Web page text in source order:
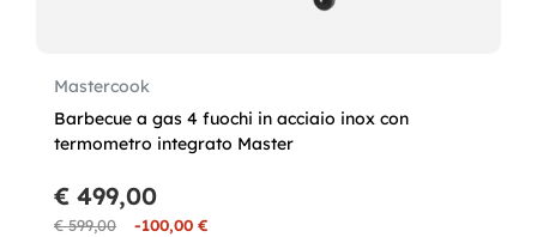
Mastercook
Barbecue a gas 4 fuochi in acciaio inox con
termometro integrato Master
€ 599,00 -100,00 €
€ 499,00